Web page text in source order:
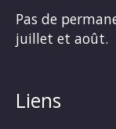
Pas de
juillet et août.
Liens